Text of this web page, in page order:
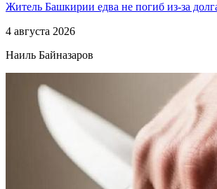
Житель Башкирии едва не погиб из-за
4 августа 2026
Наиль Байназаров